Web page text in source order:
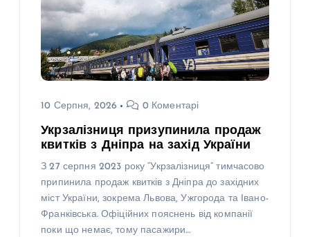
10 Серпня, 2026 0 Коментарі
Укрзалізниця призупинила продаж
квитків з Дніпра на захід України
З 27 серпня 2023 року “Укрзалізниця” тимчасово
припинила продаж квитків з Дніпра до західних
міст України, зокрема Львова, Ужгорода та Івано-
Франківська. Офіційних пояснень від компанії
поки що немає, тому пасажири…